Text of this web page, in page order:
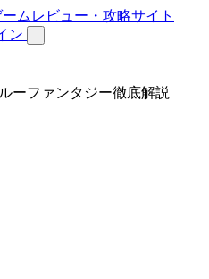
ン
ーファンタジー徹底解説